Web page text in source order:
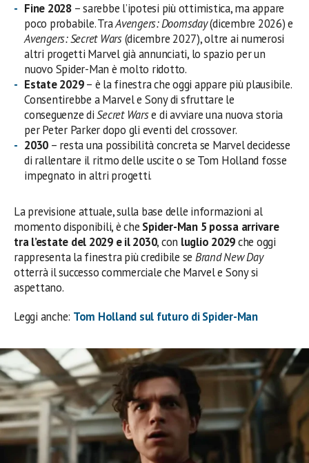
Fine 2028– sarebbe l’ipotesi più ottimistica, ma appare
poco probabile. TraAvengers: Doomsday(dicembre 2026) e
Avengers: Secret Wars(dicembre 2027), oltre ai numerosi
altri progetti Marvel già annunciati, lo spazio per un
nuovo Spider-Man è molto ridotto.
Estate 2029– è la finestra che oggi appare più plausibile.
Consentirebbe a Marvel e Sony di sfruttare le
conseguenze diSecret Warse di avviare una nuova storia
per Peter Parker dopo gli eventi del crossover.
2030 – resta una possibilità concreta se Marvel decidesse
di rallentare il ritmo delle uscite o se Tom Holland fosse
impegnato in altri progetti.
La previsione attuale, sulla base delle informazioni al
momento disponibili, è che Spider-Man 5 possa arrivare
tra l’estate del 2029 e il 2030, con luglio 2029che oggi
rappresenta la finestra più credibile se Brand New Day
otterrà il successo commerciale che Marvel e Sony si
aspettano.
Leggi anche: Tom Holland sul futuro di Spider-Man